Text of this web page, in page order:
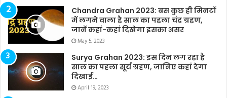
Chandra Grahan 2023: बस कुछ ही मिनटों
में लगने वाला है साल का पहला चंद्र ग्रहण,
जानें कहां-कहां दिखेगा इसका असर
May 5, 2023
Surya Grahan 2023: इस दिन लग रहा है
साल का पहला सूर्य ग्रहण, जानिए कहां देगा
दिखाई…
April 19, 2023